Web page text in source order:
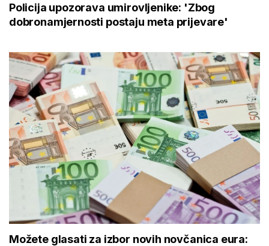
Policija upozorava umirovljenike: 'Zbog
dobronamjernosti postaju meta prijevare'
Možete glasati za izbor novih novčanica eura: